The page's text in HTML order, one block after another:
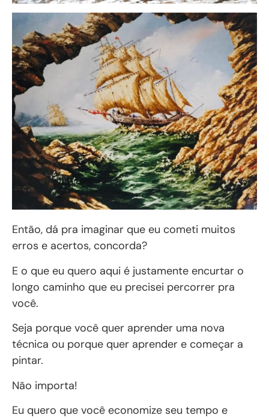
Então, dá pra imaginar que eu cometi muitos
erros e acertos, concorda?
E o que eu quero aqui é justamente encurtar o
longo caminho que eu precisei percorrer pra
você.
Seja porque você quer aprender uma nova
técnica ou porque quer aprender e começar a
pintar.
Não importa!
Eu quero que você economize seu tempo e